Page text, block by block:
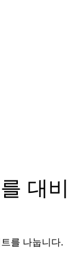
대비
를 나눕니다.